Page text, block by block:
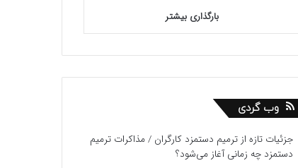
بارگذاری بیشتر
وب گردی
جزئیات تازه از ترمیم دستمزد کارگران / مذاکرات ترمیم
دستمزد چه زمانی آغاز می‌شود؟